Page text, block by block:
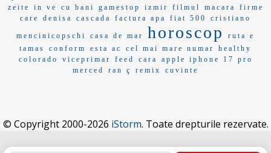
zeite
in ve cu bani gamestop izmir filmul macara
firme
care
denisa cascada factura apa fiat 500 cristiano
mencinicopschi casa de mar horoscop
ruta e
tamas
conform esta ac cel mai mare numar
healthy
colorado
viceprimar feed cara
apple iphone 17 pro
merced
ran ç remix cuvinte
© Copyright 2000-2026 iStorm. Toate drepturile rezervate.